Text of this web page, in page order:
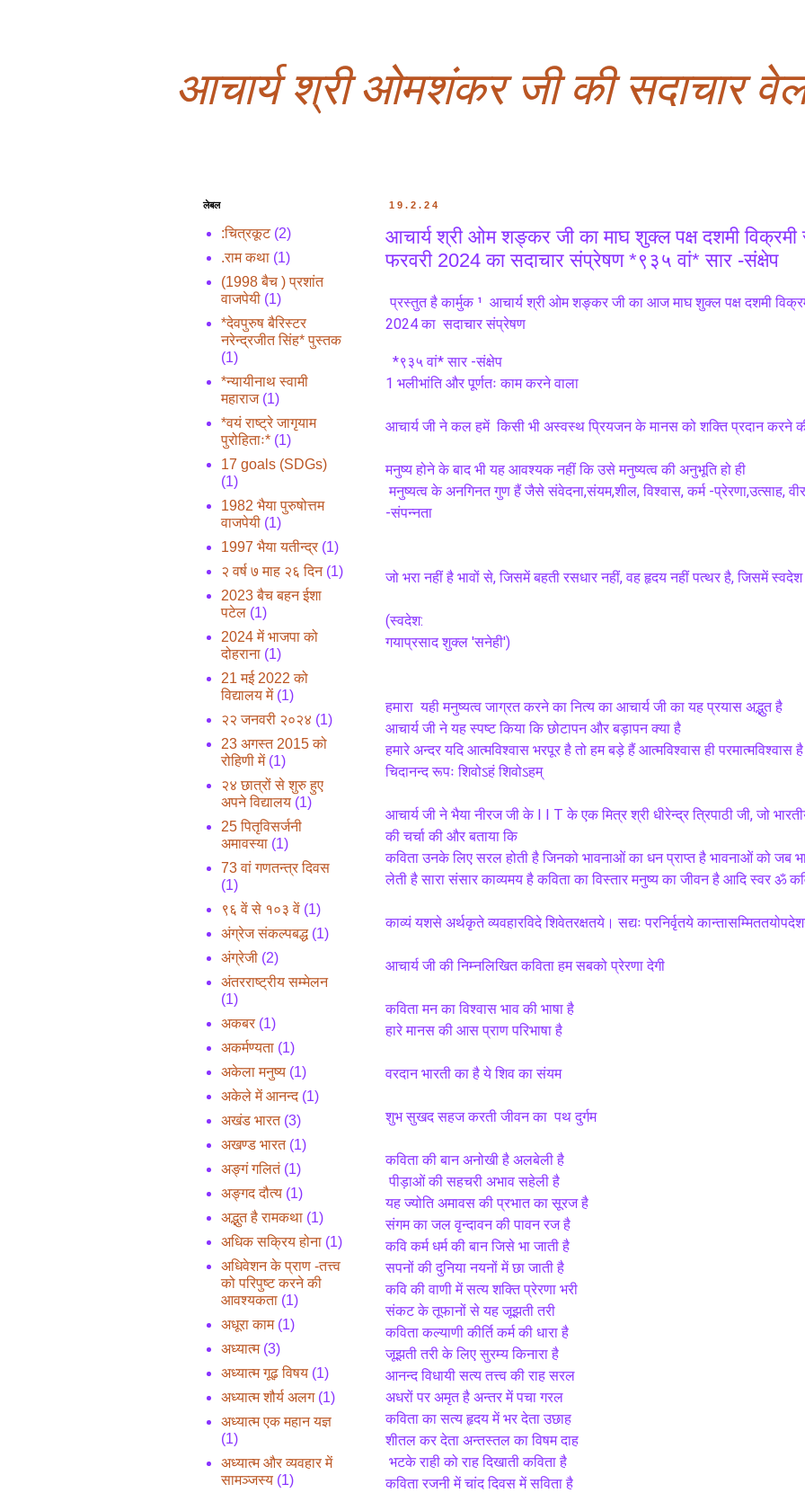
आचार्य श्री ओमशंकर जी की सदाचार
19.2.24
आचार्य श्री ओम शङ्कर जी का माघ शुक्ल पक्ष दशमी
फरवरी 2024 का सदाचार संप्रेषण *९३५ वां* सार -संक्षेप
प्रस्तुत है कार्मुक ¹  आचार्य श्री ओम शङ्कर जी का आज माघ शुक्ल पक्ष दशमी
2024 का  सदाचार संप्रेषण
*९३५ वां* सार -संक्षेप
1 भलीभांति और पूर्णतः काम करने वाला
आचार्य जी ने कल हमें  किसी भी अस्वस्थ प्रियजन के मानस को शक्ति प्रदान करने
मनुष्य होने के बाद भी यह आवश्यक नहीं कि उसे मनुष्यत्व की अनुभूति हो ही
मनुष्यत्व के अनगिनत गुण हैं जैसे संवेदना,संयम,शील, विश्वास, कर्म -प्रेरणा,उत्साह,
-संपन्नता
जो भरा नहीं है भावों से, जिसमें बहती रसधार नहीं, वह हृदय नहीं पत्थर है, जिसमें स्वदेश
(स्वदेश:
गयाप्रसाद शुक्ल 'सनेही')
हमारा  यही मनुष्यत्व जाग्रत करने का नित्य का आचार्य जी का यह प्रयास अद्भुत है
आचार्य जी ने यह स्पष्ट किया कि छोटापन और बड़ापन क्या है
हमारे अन्दर यदि आत्मविश्वास भरपूर है तो हम बड़े हैं आत्मविश्वास ही परमात्मविश्वास है
चिदानन्द रूपः शिवोऽहं शिवोऽहम्
आचार्य जी ने भैया नीरज जी के I I T के एक मित्र श्री धीरेन्द्र त्रिपाठी जी, जो
की चर्चा की और बताया कि
कविता उनके लिए सरल होती है जिनको भावनाओं का धन प्राप्त है भावनाओं को जब
लेती है सारा संसार काव्यमय है कविता का विस्तार मनुष्य का जीवन है आदि स्वर ॐ
काव्यं यशसे अर्थकृते व्यवहारविदे शिवेतरक्षतये। सद्यः परनिर्वृतये
आचार्य जी की निम्नलिखित कविता हम सबको प्रेरणा देगी
कविता मन का विश्वास भाव की भाषा है
हारे मानस की आस प्राण परिभाषा है
वरदान भारती का है ये शिव का संयम
शुभ सुखद सहज करती जीवन का  पथ दुर्गम
कविता की बान अनोखी है अलबेली है
पीड़ाओं की सहचरी अभाव सहेली है
यह ज्योति अमावस की प्रभात का सूरज है
संगम का जल वृन्दावन की पावन रज है
कवि कर्म धर्म की बान जिसे भा जाती है
सपनों की दुनिया नयनों में छा जाती है
कवि की वाणी में सत्य शक्ति प्रेरणा भरी
संकट के तूफानों से यह जूझती तरी
कविता कल्याणी कीर्ति कर्म की धारा है
जूझती तरी के लिए सुरम्य किनारा है
आनन्द विधायी सत्य तत्त्व की राह सरल
अधरों पर अमृत है अन्तर में पचा गरल
कविता का सत्य हृदय में भर देता उछाह
शीतल कर देता अन्तस्तल का विषम दाह
भटके राही को राह दिखाती कविता है
कविता रजनी में चांद दिवस में सविता है
लेबल
:चित्रकूट (2)
.राम कथा (1)
(1998 बैच ) प्रशांत
वाजपेयी (1)
*देवपुरुष बैरिस्टर
नरेन्द्रजीत सिंह* पुस्तक
(1)
*न्यायीनाथ स्वामी
महाराज (1)
*वयं राष्ट्रे जागृयाम
पुरोहिताः* (1)
17 goals (SDGs)
(1)
1982 भैया पुरुषोत्तम
वाजपेयी (1)
1997 भैया यतीन्द्र (1)
२ वर्ष ७ माह २६ दिन (1)
2023 बैच बहन ईशा
पटेल (1)
2024 में भाजपा को
दोहराना (1)
21 मई 2022 को
विद्यालय में (1)
२२ जनवरी २०२४ (1)
23 अगस्त 2015 को
रोहिणी में (1)
२४ छात्रों से शुरु हुए
अपने विद्यालय (1)
25 पितृविसर्जनी
अमावस्या (1)
73 वां गणतन्त्र दिवस
(1)
९६ वें से १०३ वें (1)
अंग्रेज संकल्पबद्ध (1)
अंग्रेजी (2)
अंतरराष्ट्रीय सम्मेलन
(1)
अकबर (1)
अकर्मण्यता (1)
अकेला मनुष्य (1)
अकेले में आनन्द (1)
अखंड भारत (3)
अखण्ड भारत (1)
अङ्गं गलितं (1)
अङ्गद दौत्य (1)
अद्भुत है रामकथा (1)
अधिक सक्रिय होना (1)
अधिवेशन के प्राण -तत्त्व
को परिपुष्ट करने की
आवश्यकता (1)
अधूरा काम (1)
अध्यात्म (3)
अध्यात्म गूढ़ विषय (1)
अध्यात्म शौर्य अलग (1)
अध्यात्म एक महान यज्ञ
(1)
अध्यात्म और व्यवहार में
सामञ्जस्य (1)